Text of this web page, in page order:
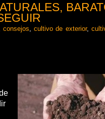
consejos ,cultivo de exterior,